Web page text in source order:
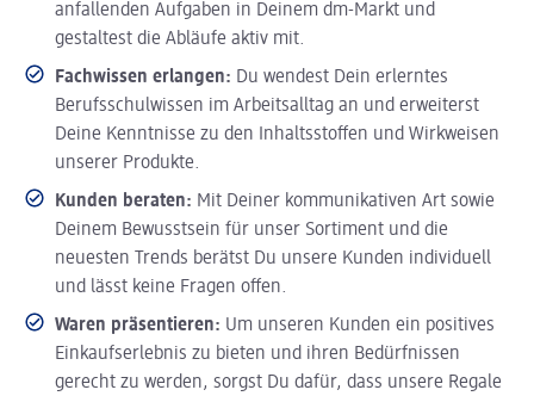
anfallenden Aufgaben in Deinem dm-Markt und
gestaltest die Abläufe aktiv mit.
Fachwissen erlangen: Du wendest Dein erlerntes
Berufsschulwissen im Arbeitsalltag an und erweiterst
Deine Kenntnisse zu den Inhaltsstoffen und Wirkweisen
unserer Produkte.
Kunden beraten: Mit Deiner kommunikativen Art sowie
Deinem Bewusstsein für unser Sortiment und die
neuesten Trends berätst Du unsere Kunden individuell
und lässt keine Fragen offen.
Waren präsentieren: Um unseren Kunden ein positives
Einkaufserlebnis zu bieten und ihren Bedürfnissen
gerecht zu werden, sorgst Du dafür, dass unsere Regale